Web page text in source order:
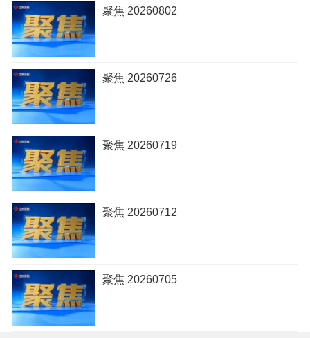
聚焦 20260802
聚焦 20260726
聚焦 20260719
聚焦 20260712
聚焦 20260705